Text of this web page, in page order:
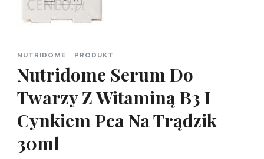
NUTRIDOME PRODUKT
Nutridome Serum Do
Twarzy Z Witaminą B3 I
Cynkiem Pca Na Trądzik
30ml